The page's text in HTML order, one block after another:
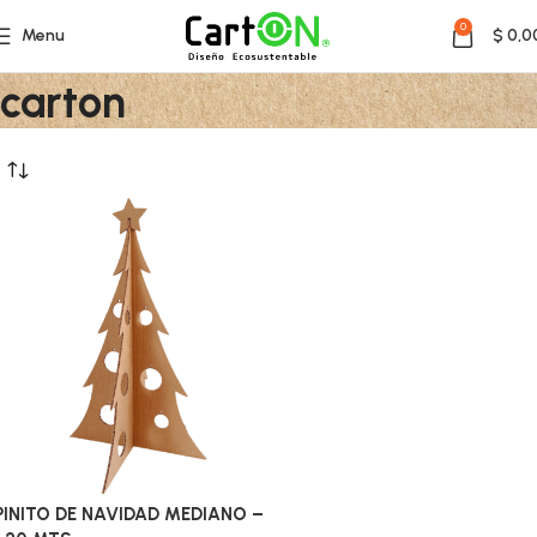
Menu 0 $
deoracion navideña de
carton
DE NAVIDAD MEDIANO –